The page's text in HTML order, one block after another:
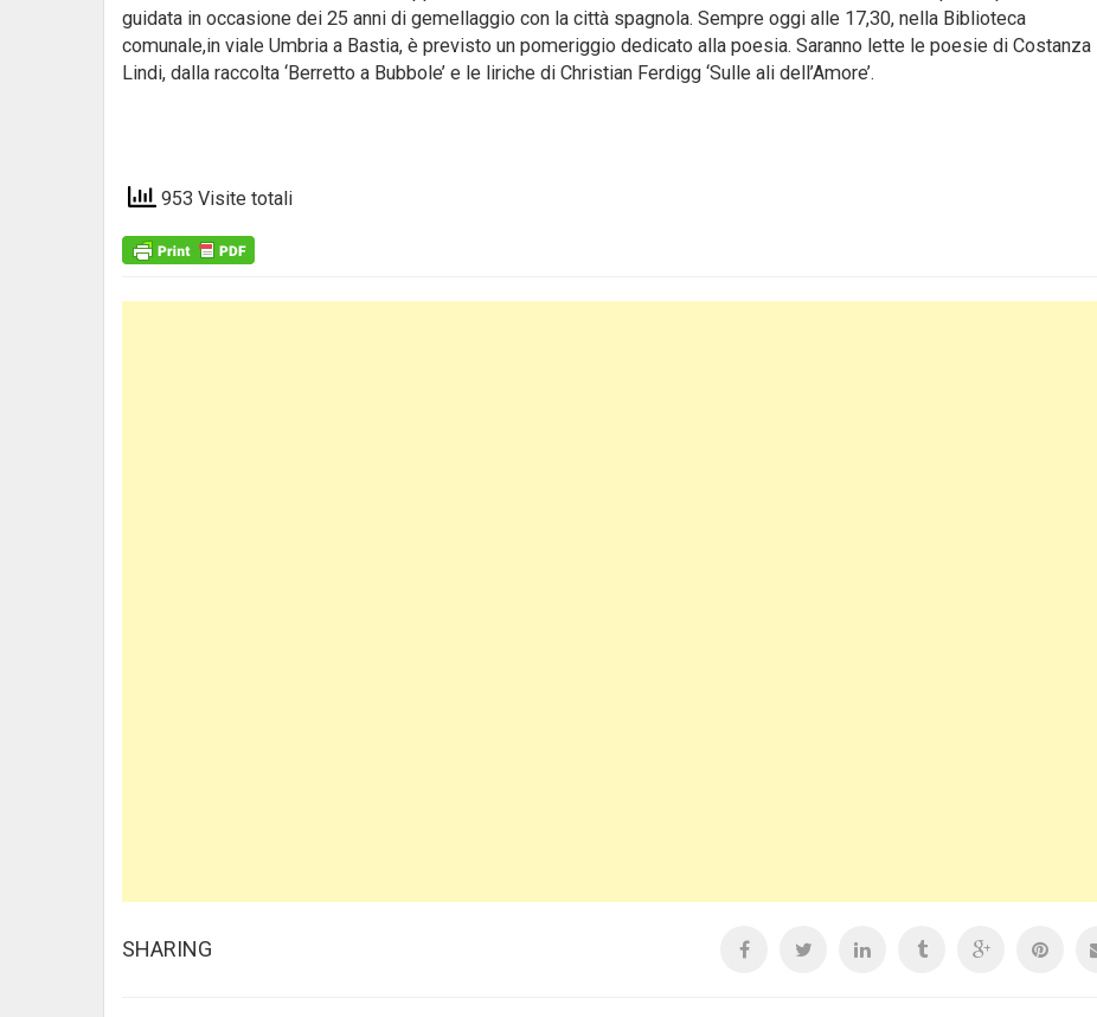
guidata in occasione dei 25 anni di gemellaggio con la città spagnola. Sempre oggi alle 17,30, nella Biblioteca
comunale,in viale Umbria a Bastia, è previsto un pomeriggio dedicato alla poesia. Saranno lette le poesie di Costanza
Lindi, dalla raccolta ‘Berretto a Bubbole’ e le liriche di Christian Ferdigg ‘Sulle ali dell’Amore’.
953 Visite totali
SHARING